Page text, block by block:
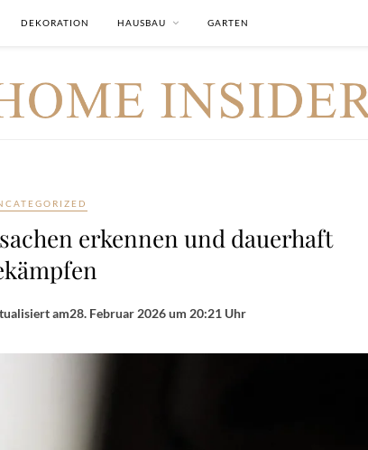
DEKORATION HAUSBAU GARTEN
erkennen und dauerhaft
am28. Februar 2026 um 20:21 Uhr